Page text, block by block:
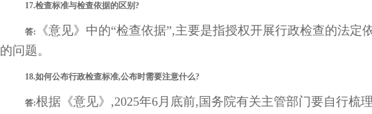
17.检查标准与检查依据的区别?
答:
《意见》中的“检查依据”,主要是指授权开展行政检查的法
的问题。
18.如何公布行政检查标准,公布时需要注意什么?
答:根据《意见》,2025年6月底前,国务院有关主管部门要自行